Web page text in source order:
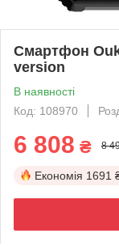
Смартфон
version
В наявності
Код: 108970
6 808 ₴ 8
Економія 1691